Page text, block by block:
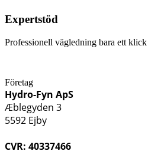
Expertstöd
Professionell vägledning bara ett
Företag
Hydro-Fyn ApS
Æblegyden 3
5592 Ejby
CVR: 40337466